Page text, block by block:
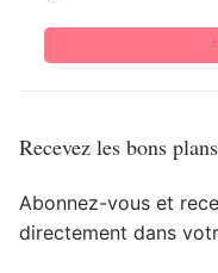
Recevez les bons
Abonnez-vous et
directement dans